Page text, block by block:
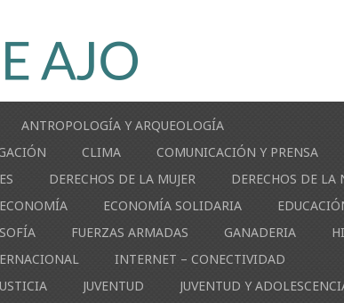
ANTROPOLOGÍA Y ARQUEOLOGÍA
CLIMA
COMUNICACIÓN Y PRENSA
DERECHOS DE LA MUJER
DERECHOS DE LA
ECONOMÍA ECONOMÍA SOLIDARIA
FUERZAS ARMADAS GANADERIA
INTERNET – CONECTIVIDAD
JUVENTUD
JUVENTUD Y